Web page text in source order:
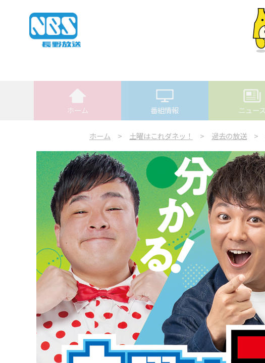
ホーム 番組情報 ニュース
ホーム > 土曜はこれダネッ！ > 過去の放送 >